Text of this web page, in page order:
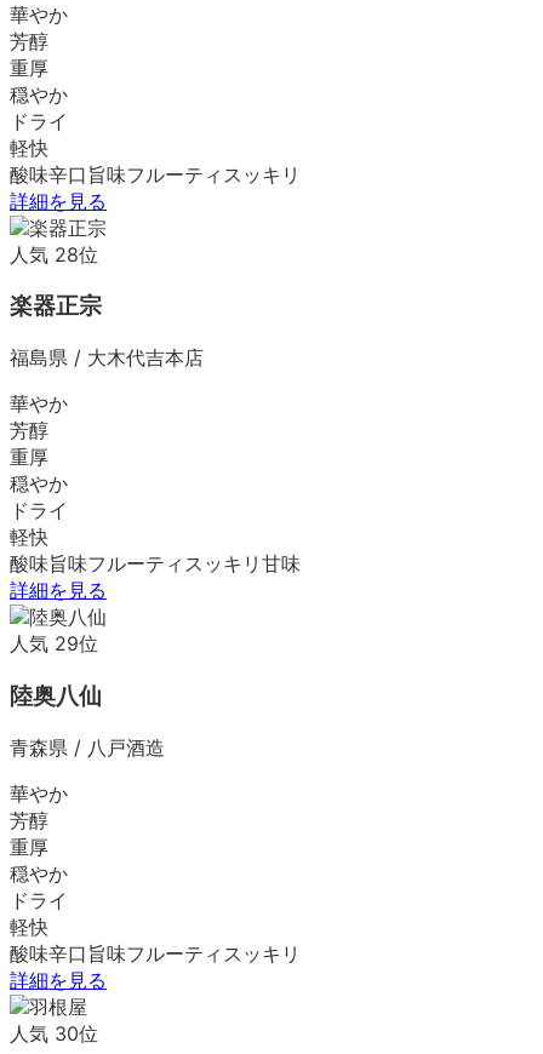
華やか
芳醇
重厚
穏やか
ドライ
軽快
酸味辛口 旨味フルーティ スッキリ
詳細を見る
人気 28位
楽器正宗
福島県 / 大木代吉本店
華やか
芳醇
重厚
穏やか
ドライ
軽快
酸味旨味フルーティ スッキリ 甘味
詳細を見る
人気 29位
陸奥八仙
青森県 / 八戸酒造
華やか
芳醇
重厚
穏やか
ドライ
軽快
酸味辛口 旨味フルーティ スッキリ
詳細を見る
人気 30位